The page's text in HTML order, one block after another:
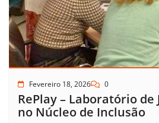
Fevereiro 18, 2026 0
RePlay – Laboratório de
no Núcleo de Inclusão